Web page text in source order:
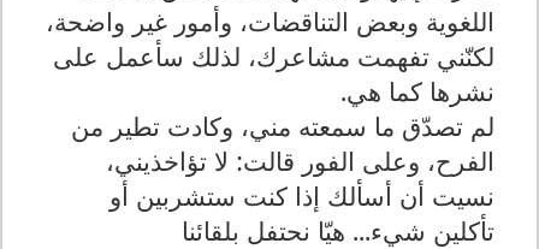
اللغوية وبعض التناقضات، وأمور غير واضحة،
لكنّني تفهمت مشاعرك، لذلك سأعمل على
نشرها كما هي.
لم تصدّق ما سمعته مني، وكادت تطير من
الفرح، وعلى الفور قالت: لا تؤاخذيني،
نسيت أن أسألك إذا كنت ستشربين أو
تأكلين شيء... هيّا نحتفل بلقائنا